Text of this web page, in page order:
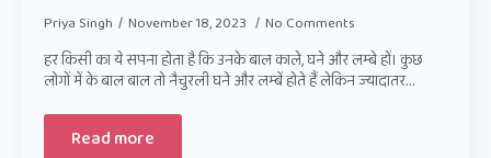
Priya Singh November 18, 2023 No Comments
हर किसी का ये सपना होता है कि उनके बाल काले, घने और लम्बे हों। कुछ
लोगों में के बाल बाल तो नैचुरली घने और लम्बें होते हैं लेकिन ज्यादातर…
Read more